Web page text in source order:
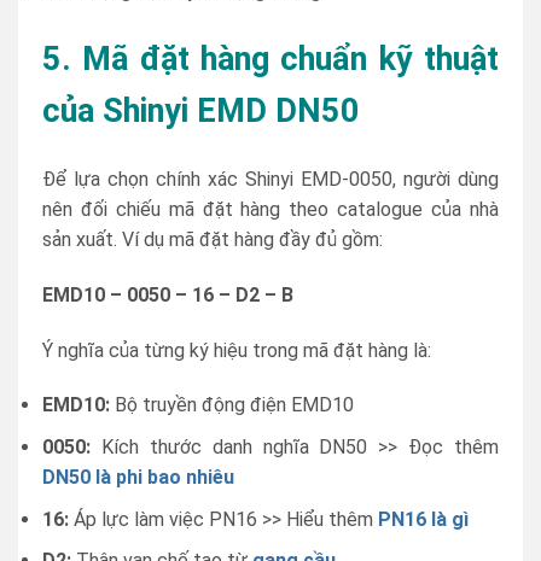
5. Mã đặt hàng chuẩn kỹ thuật
của Shinyi EMD DN50
Để lựa chọn chính xác Shinyi EMD-0050, người dùng
nên đối chiếu mã đặt hàng theo catalogue của nhà
sản xuất. Ví dụ mã đặt hàng đầy đủ gồm:
EMD10 – 0050 – 16 – D2 – B
Ý nghĩa của từng ký hiệu trong mã đặt hàng là:
EMD10: Bộ truyền động điện EMD10
0050: Kích thước danh nghĩa DN50 >> Đọc thêm
DN50 là phi bao nhiêu
16: Áp lực làm việc PN16 >> Hiểu thêm PN16 là gì